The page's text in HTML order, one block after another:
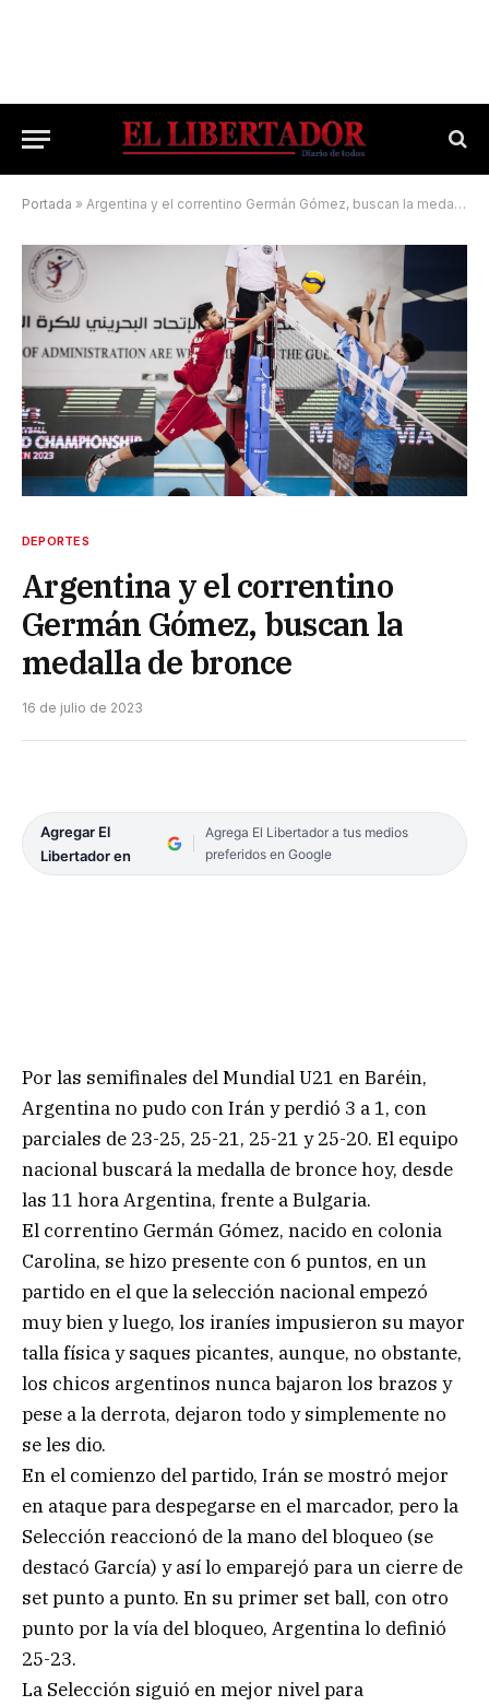
Portada » Argentina y el correntino Germán Gómez, buscan la medalla de bronce
DEPORTES
Argentina y el correntino
Germán Gómez, buscan la
medalla de bronce
16 de julio de 2023
Agregar El
Libertador en
Agrega El Libertador a tus medios
preferidos en Google
Por las semifinales del Mundial U21 en Baréin,
Argentina no pudo con Irán y perdió 3 a 1, con
parciales de 23-25, 25-21, 25-21 y 25-20. El equipo
nacional buscará la medalla de bronce hoy, desde
las 11 hora Argentina, frente a Bulgaria.
El correntino Germán Gómez, nacido en colonia
Carolina, se hizo presente con 6 puntos, en un
partido en el que la selección nacional empezó
muy bien y luego, los iraníes impusieron su mayor
talla física y saques picantes, aunque, no obstante,
los chicos argentinos nunca bajaron los brazos y
pese a la derrota, dejaron todo y simplemente no
se les dio.
En el comienzo del partido, Irán se mostró mejor
en ataque para despegarse en el marcador, pero la
Selección reaccionó de la mano del bloqueo (se
destacó García) y así lo emparejó para un cierre de
set punto a punto. En su primer set ball, con otro
punto por la vía del bloqueo, Argentina lo definió
25-23.
La Selección siguió en mejor nivel para